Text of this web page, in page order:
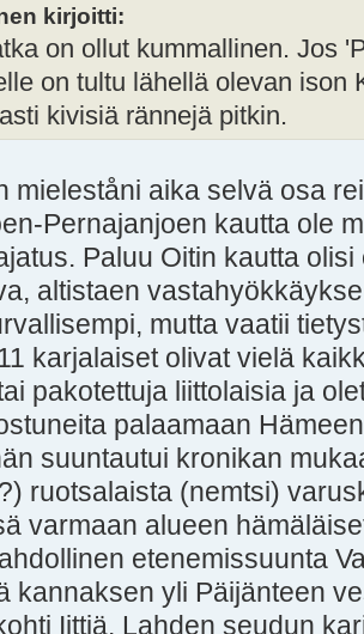
kirjoitti:
on ollut kummallinen. Jos
on tultu lähellä olevan ison
kivisiä rännejä pitkin.
mieleståni aika selvä osa
Pernajanjoen kautta ole
Paluu Oitin kautta
altistaen
mutta vaatii
karjalaiset olivat vielä
pakotettuja liittolaisia ja
palaamaan
suuntautui kronikan
ruotsalaista (nemtsi)
varmaan alueen
etenemissuunta
kannaksen yli Päijänteen
Iittiä. Lahden seudun